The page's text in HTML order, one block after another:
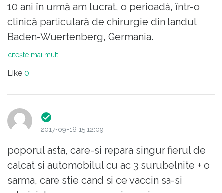
10 ani în urmă am lucrat, o perioadă, într-o
clinică particulară de chirurgie din landul
Baden-Wuertenberg, Germania.
În sălile de operații era asigurată, în
condiționat s-a defectat și temperatura a
crescut vreo 2 grade. În ziua aceea nu s-a
mai operat, pînă ce nu a fost reparată
citește mai mult
Like 0
2017-09-18 15:12:09
poporul asta, care-si repara singur fierul de
calcat si automobilul cu ac 3 surubelnite + o
sarma, care stie cand si ce vaccin sa-si